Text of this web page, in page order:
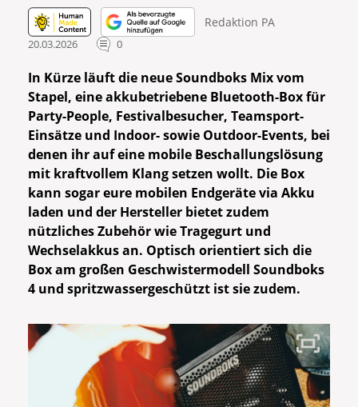
Redaktion PA
20.03.2026 0
In Kürze läuft die neue Soundboks Mix vom
Stapel, eine akkubetriebene Bluetooth-Box für
Party-People, Festivalbesucher, Teamsport-
Einsätze und Indoor- sowie Outdoor-Events, bei
denen ihr auf eine mobile Beschallungslösung
mit kraftvollem Klang setzen wollt. Die Box
kann sogar eure mobilen Endgeräte via Akku
laden und der Hersteller bietet zudem
nützliches Zubehör wie Tragegurt und
Wechselakkus an. Optisch orientiert sich die
Box am großen Geschwistermodell Soundboks
4 und spritzwassergeschützt ist sie zudem.